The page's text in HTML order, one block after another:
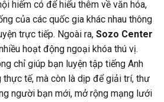
hiếm có để hiểu thêm về văn hóa,
của các quốc gia khác nhau thông
trực tiếp. Ngoài ra, Sozo Center
hoạt động ngoại khóa thú vị.
chỉ giúp bạn luyện tập tiếng Anh
thực tế, mà còn là dịp để giải trí, thư
người bạn mới, mở rộng mạng lưới